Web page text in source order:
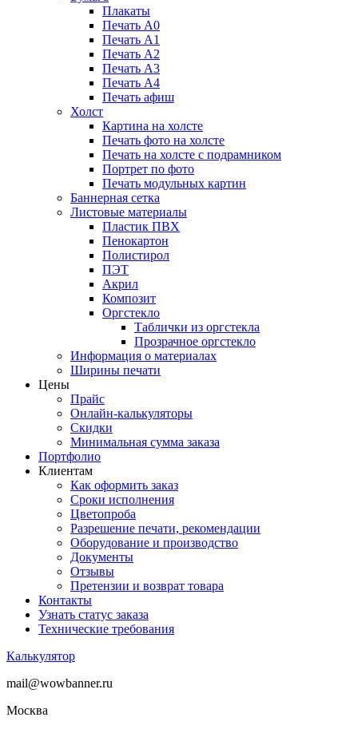
Плакаты
Печать А0
Печать А1
Печать А2
Печать А3
Печать А4
Печать афиш
Холст
Картина на холсте
Печать фото на холсте
Печать на холсте с подрамником
Портрет по фото
Печать модульных картин
Баннерная сетка
Листовые материалы
Пластик ПВХ
Пенокартон
Полистирол
ПЭТ
Акрил
Композит
Оргстекло
Таблички из оргстекла
Прозрачное оргстекло
Информация о материалах
Ширины печати
Цены
Прайс
Онлайн-калькуляторы
Скидки
Минимальная сумма заказа
Портфолио
Клиентам
Как оформить заказ
Сроки исполнения
Цветопроба
Разрешение печати, рекомендации
Оборудование и производство
Документы
Отзывы
Претензии и возврат товара
Контакты
Узнать статус заказа
Технические требования
Калькулятор
mail@wowbanner.ru
Москва